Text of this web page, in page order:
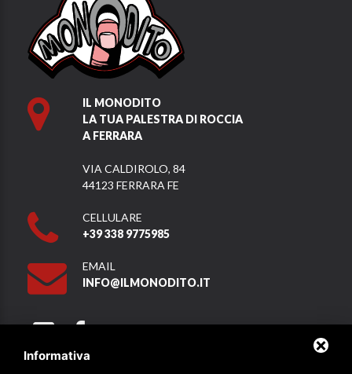
IL MONODITO
LA TUA PALESTRA DI ROCCIA
A FERRARA
VIA CALDIROLO, 84
44123 FERRARA FE
CELLULARE
+39 338 9775985
EMAIL
INFO@ILMONODITO.IT
Informativa